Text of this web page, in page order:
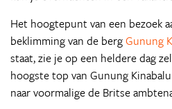
Het hoogtepunt van een bezoek
beklimming van de bergGunung
staat, zie je op een heldere dag
hoogste top van Gunung
naar voormalige de Britse